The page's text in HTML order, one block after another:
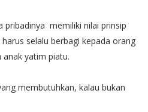
pribadinya memiliki nilai prinsip
selalu berbagi kepada orang
yatim piatu.
membutuhkan, kalau bukan